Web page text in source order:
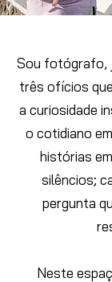
Sou fotógrafo,
três ofícios
a curiosidade
o cotidiano
histórias
silêncios;
pergunta
Neste